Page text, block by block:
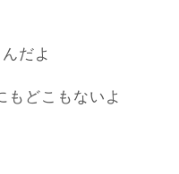
だよ
もどこもないよ